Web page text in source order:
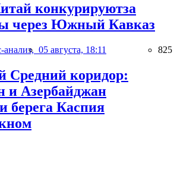
конкурируютза
через Южный Кавказ
анализ, 05 августа, 18:11 825
Средний коридор:
и Азербайджан
берега Каспия